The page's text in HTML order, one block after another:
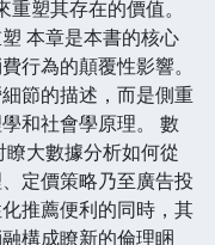
重塑其存在的價值。
本章是本書的核心
行為的顛覆性影響。
節的描述，而是側重
和社會學原理。 數
大數據分析如何從
定價策略乃至廣告投
推薦便利的同時，其
構成瞭新的倫理睏